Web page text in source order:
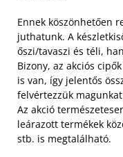
Ennek köszönhetően
juthatunk. A
őszi/tavaszi és téli,
Bizony, az akciós
is van, így jelentős
felvértezzük
Az akció
leárazott termékek
stb. is megtalálható.